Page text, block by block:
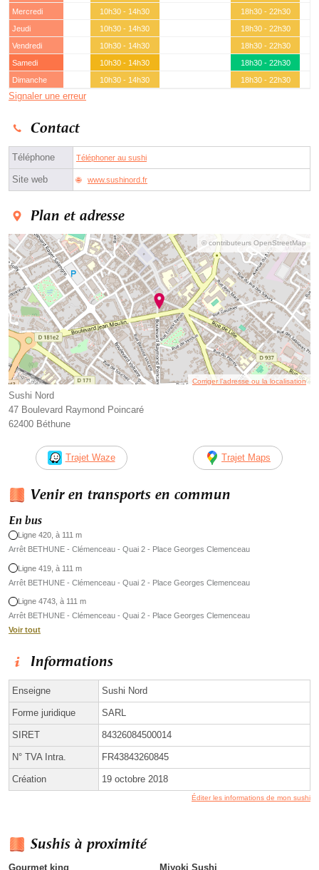
Mercredi
10h30 - 14h30
18h30 - 22h30
Jeudi
10h30 - 14h30
18h30 - 22h30
Vendredi
10h30 - 14h30
18h30 - 22h30
Samedi
10h30 - 14h30
18h30 - 22h30
Dimanche
10h30 - 14h30 18h30 - 22h30
Signaler une erreur
Contact
Téléphone Téléphoner au sushi
Site web www.sushinord.fr
Plan et adresse
© contributeurs OpenStreetMap
Corriger l’adresse ou la localisation
Sushi Nord
47 Boulevard Raymond Poincaré
62400 Béthune
Trajet Waze Trajet Maps
Venir en transports en commun
En bus
Ligne 420, à 111 m
Arrêt BETHUNE - Clémenceau - Quai 2 - Place Georges Clemenceau
Ligne 419, à 111 m
Arrêt BETHUNE - Clémenceau - Quai 2 - Place Georges Clemenceau
Ligne 4743, à 111 m
Arrêt BETHUNE - Clémenceau - Quai 2 - Place Georges Clemenceau
Voir tout
Informations
Enseigne Sushi Nord
Forme juridique SARL
SIRET 84326084500014
N° TVA Intra. FR43843260845
Création 19 octobre 2018
Éditer les informations de mon sushi
Sushis à proximité
Gourmet king
Miyoki Sushi